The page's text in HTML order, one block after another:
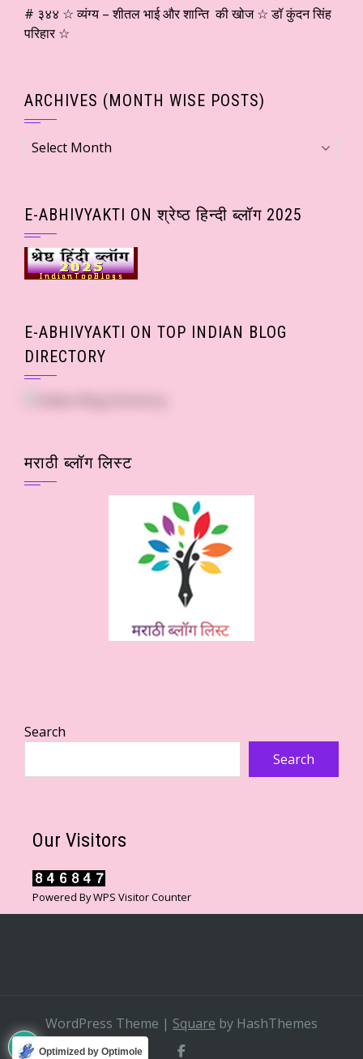
# ३४४ ☆ व्यंग्य – शीतल भाई और शान्ति की खोज ☆ डॉ कुंदन सिंह
परिहार ☆
ARCHIVES (MONTH WISE POSTS)
Archives
(Month
E-ABHIVYAKTI ON श्रेष्ठ हिन्दी ब्लॉग 2025
E-ABHIVYAKTI ON TOP INDIAN BLOG
DIRECTORY
मराठी ब्लॉग लिस्ट
Search
Search
Our Visitors
Powered ByWPS Visitor Counter
WordPress Theme | Square by HashThemes
Optimized by Optimole